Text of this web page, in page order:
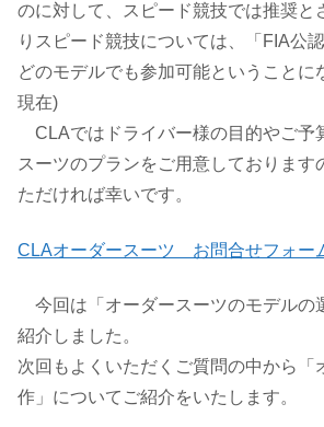
のに対して、スピード競技では推奨と
りスピード競技については、「FIA公
どのモデルでも参加可能ということに
現在)
CLAではドライバー様の目的やご予
スーツのプランをご用意しております
ただければ幸いです。
CLAオーダースーツ お問合せフォー
今回は「オーダースーツのモデルの
紹介しました。
次回もよくいただくご質問の中から「
作」についてご紹介をいたします。